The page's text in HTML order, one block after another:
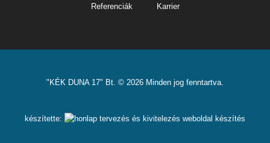
Referenciák Karrier
"KÉK DUNA 17" Bt. © 2026 Minden jog fenntartva.
készítette: weboldal készítés